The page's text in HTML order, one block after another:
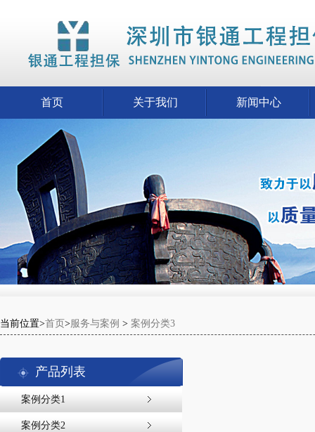
首页 关于我们 新闻中心
当前位置>首页 >服务与案例 > 案例分类3
产品列表
案例分类1
案例分类2